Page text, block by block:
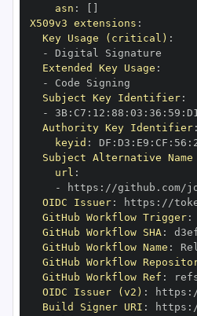
asn :
X509v3 extensions :
Key Usage (critical) :
-
Extended Key Usage :
-
Subject Key Identifier:
-
3B: C7 : 12 : 88 : 03 : 36 : 59 : D1
Authority Key Identifier:
keyid : DF : D3 : E9 : CF : 56 :
Subject Alternative
url :
-
https :
OIDC Issuer: https :
GitHub Workflow Trigger:
GitHub Workflow SHA:
GitHub Workflow Name :
GitHub Workflow
GitHub Workflow Ref :
OIDC Issuer (v2) : https :
Build Signer URI : https :